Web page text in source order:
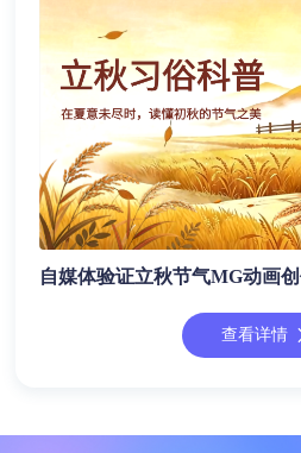
自媒体验证立秋节气MG动画
查看详情